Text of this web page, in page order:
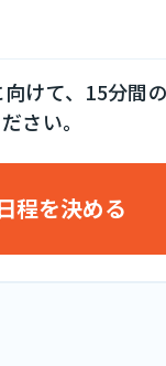
けて、15分間
さい。
程を決める